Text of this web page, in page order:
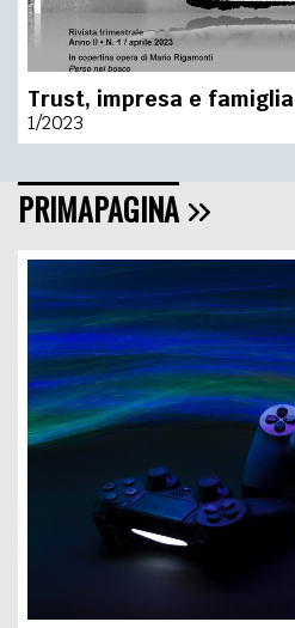
Trust, impresa e famiglia
1/2023
PRIMAPAGINA